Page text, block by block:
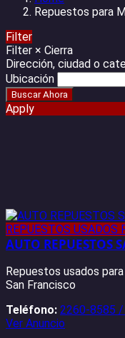
Repuestos para
Filter
Filter × Cierra
Dirección, ciudad o
Ubicación
Apply
REPUESTOS USADOS
AUTO REPUESTOS
Repuestos usados
San Francisco
Teléfono: 2260-8585
Ver Anuncio